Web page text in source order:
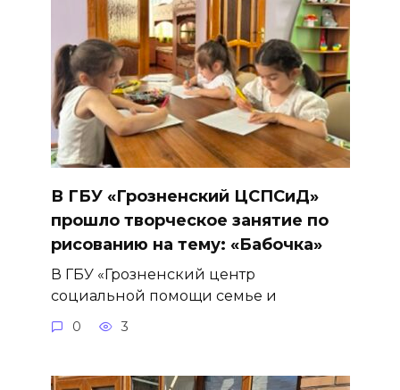
В ГБУ «Грозненский ЦСПСиД»
прошло творческое занятие по
рисованию на тему: «Бабочка»
В ГБУ «Грозненский центр
социальной помощи семье и
0 3